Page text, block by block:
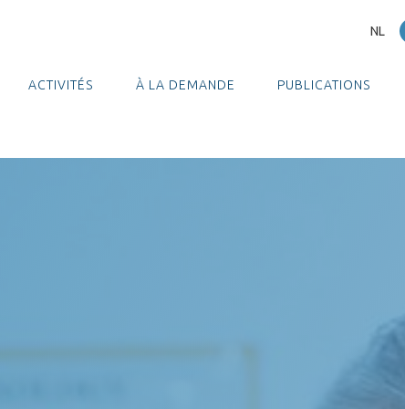
NL
ACTIVITÉS À LA DEMANDE PUBLICATIONS